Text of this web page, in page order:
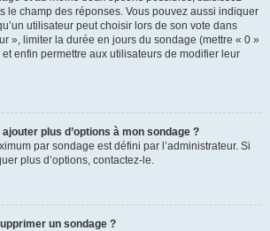
le champ des réponses. Vous pouvez aussi indiquer
utilisateur peut choisir lors de son vote dans
», limiter la durée en jours du sondage (mettre « 0 »
enfin permettre aux utilisateurs de modifier leur
plus d’options à mon sondage ?
par sondage est défini par l’administrateur. Si
plus d’options, contactez-le.
un sondage ?